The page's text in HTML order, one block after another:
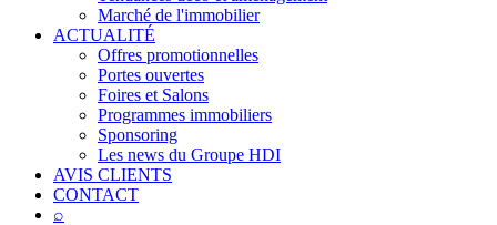
Marché de l'immobilier
ACTUALITÉ
Offres promotionnelles
Portes ouvertes
Foires et Salons
Programmes immobiliers
Sponsoring
Les news du Groupe HDI
AVIS CLIENTS
CONTACT
⌕